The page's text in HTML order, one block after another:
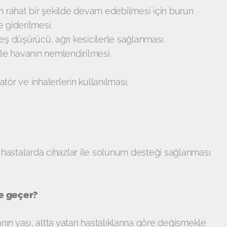
rahat bir şekilde devam edebilmesi için burun
giderilmesi.
düşürücü, ağrı kesicilerle sağlanması.
havanın nemlendirilmesi.
ve inhalerlerin kullanılması.
hastalarda cihazlar ile solunum desteği sağlanması.
geçer?
yaşı, altta yatan hastalıklarına göre değişmekle